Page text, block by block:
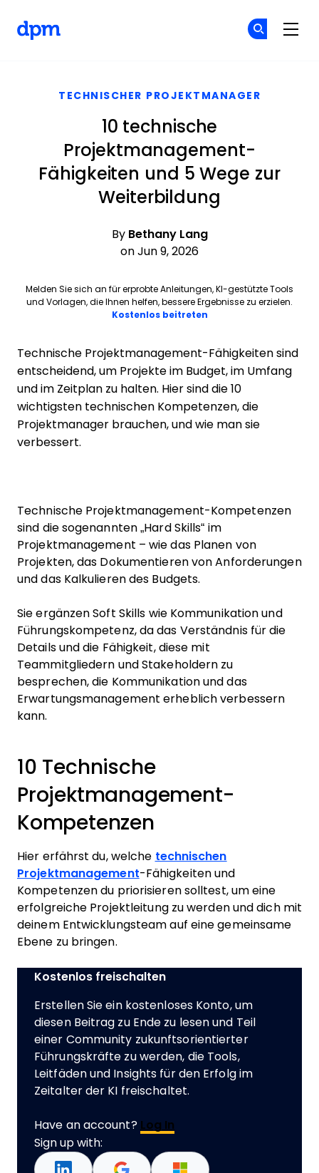
TECHNISCHER PROJEKTMANAGER
10 technische
Projektmanagement-
Fähigkeiten und 5 Wege zur
Weiterbildung
By Bethany Lang
on Jun 9, 2026
Melden Sie sich an für erprobte Anleitungen, KI-gestützte Tools
und Vorlagen, die Ihnen helfen, bessere Ergebnisse zu erzielen.
Kostenlos beitretenOpens new window
Technische Projektmanagement-Fähigkeiten sind
entscheidend, um Projekte im Budget, im Umfang
und im Zeitplan zu halten. Hier sind die 10
wichtigsten technischen Kompetenzen, die
Projektmanager brauchen, und wie man sie
verbessert.
Technische Projektmanagement-Kompetenzen
sind die sogenannten „Hard Skills“ im
Projektmanagement – wie das Planen von
Projekten, das Dokumentieren von Anforderungen
und das Kalkulieren des Budgets.
Sie ergänzen Soft Skills wie Kommunikation und
Führungskompetenz, da das Verständnis für die
Details und die Fähigkeit, diese mit
Teammitgliedern und Stakeholdern zu
besprechen, die Kommunikation und das
Erwartungsmanagement erheblich verbessern
kann.
10 Technische
Projektmanagement-
Kompetenzen
Hier erfährst du, welche technischen
Projektmanagement-Fähigkeiten und
Kompetenzen du priorisieren solltest, um eine
erfolgreiche Projektleitung zu werden und dich mit
deinem Entwicklungsteam auf eine gemeinsame
Ebene zu bringen.
Kostenlos freischalten
Erstellen Sie ein kostenloses Konto, um
diesen Beitrag zu Ende zu lesen und Teil
einer Community zukunftsorientierter
Führungskräfte zu werden, die Tools,
Leitfäden und Insights für den Erfolg im
Zeitalter der KI freischaltet.
Have an account? Log In
Sign up with: